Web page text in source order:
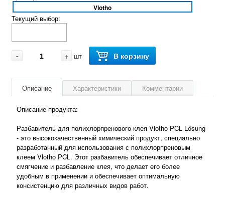
Vlotho
Текущий выбор:
- + шт В корзину
Описание Характеристики Комментарии
Описание продукта:
Разбавитель для полихлорпренового клея Vlotho PCL Lösung
- это высококачественный химический продукт, специально
разработанный для использования с полихлорпреновым
клеем Vlotho PCL. Этот разбавитель обеспечивает отличное
смягчение и разбавление клея, что делает его более
удобным в применении и обеспечивает оптимальную
консистенцию для различных видов работ.